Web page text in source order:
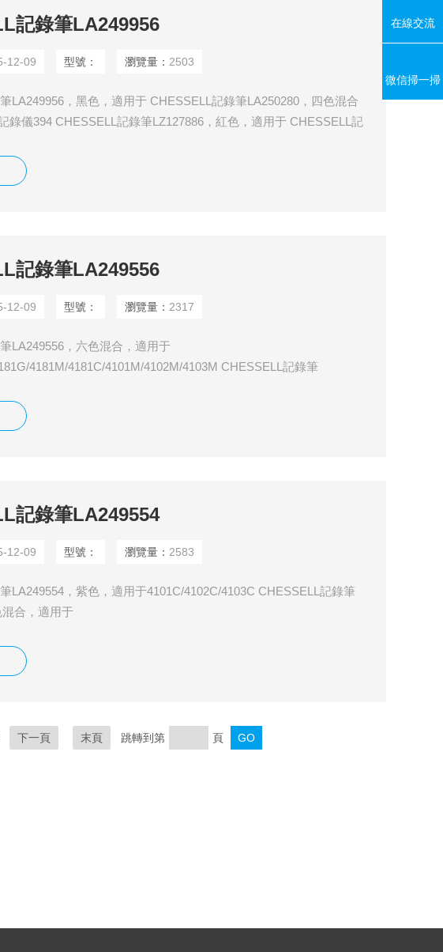
記錄筆LA249956
12-09 型號： 瀏覽量： 2503
LA249956，黑色，適用于 CHESSELL記錄筆LA250280，四色混合
錄儀394 CHESSELL記錄筆LZ127886，紅色，適用于 CHESSELL記
記錄筆LA249556
12-09 型號： 瀏覽量： 2317
LA249556，六色混合，適用于
4181M/4181C/4101M/4102M/4103M CHESSELL記錄筆
記錄筆LA249554
12-09 型號： 瀏覽量： 2583
LA249554，紫色，適用于4101C/4102C/4103C CHESSELL記錄筆
合，適用于
適用于 CHESSELL記錄筆LA250280，四色混合式，適用于圓圖記錄
下一頁 末頁 跳轉到第 頁
在線交流
微信掃一掃